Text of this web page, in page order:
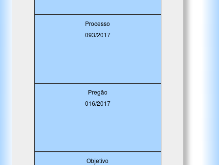
Processo
093/2017
Pregão
016/2017
Objetivo